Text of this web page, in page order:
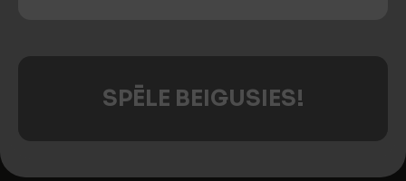
SPĒLE BEIGUSIES!